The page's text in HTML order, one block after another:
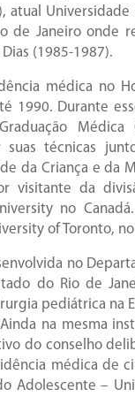
atual
de Janeiro onde
(1985-1987).
médica no
1990. Durante
Médica
suas técnicas
da Criança e da
visitante da
no
of Toronto,
no
do Rio de
pediátrica na
na mesma
do conselho
médica de
Adolescente –